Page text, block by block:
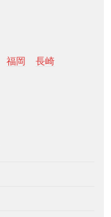
福岡
長崎